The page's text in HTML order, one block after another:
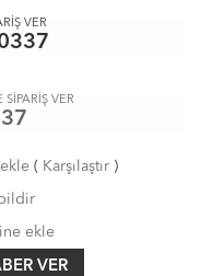
VER
SİPARİŞ VER
( Karşılaştır)
ekle
VER